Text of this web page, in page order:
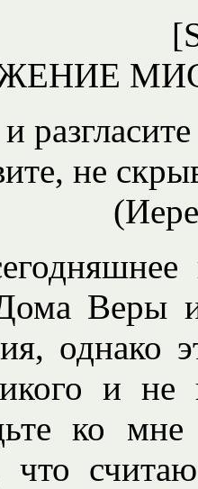
и
не
Веры
однако
и не
ко мне